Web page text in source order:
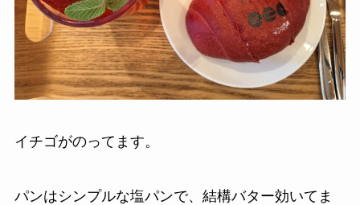
イチゴがのってます。
パンはシンプルな塩パンで、結構バター効いてま